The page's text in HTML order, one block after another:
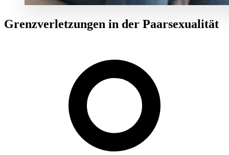
Grenzverletzungen in der Paarsexualität